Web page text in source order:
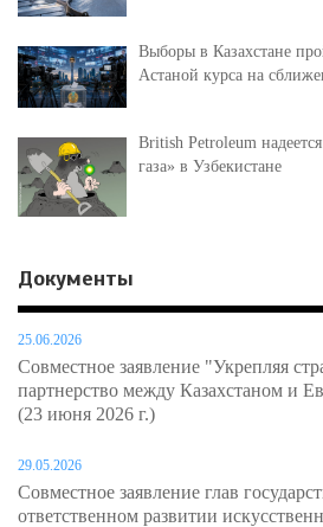
Выборы в Казахстане
Астаной курса на
British Petroleum
газа» в Узбекистане
Документы
25.06.2026
Совместное заявление "Укрепляя
партнерство между Казахстаном и
(23 июня 2026 г.)
29.05.2026
Совместное заявление глав
ответственном развитии